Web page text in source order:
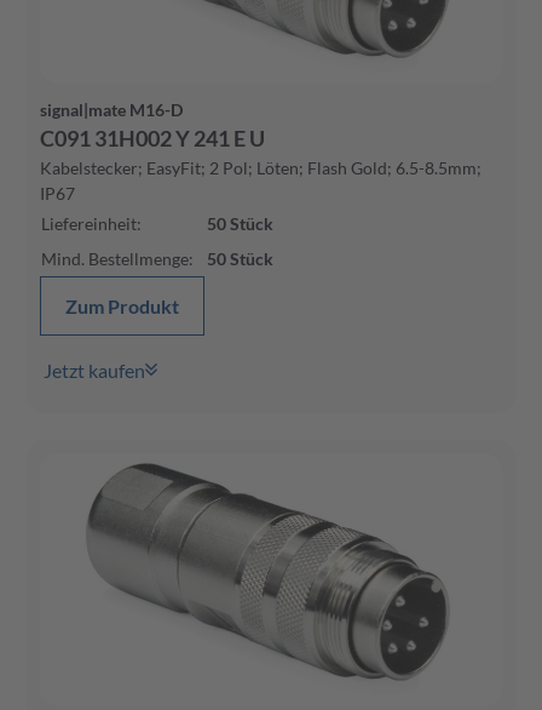
signal|mate M16-D
C091 31H002 Y 241 E U
Kabelstecker; EasyFit; 2 Pol; Löten; Flash Gold; 6.5-8.5mm;
IP67
Liefereinheit: 50Stück
Mind. Bestellmenge: 50Stück
Zum Produkt
Jetzt kaufen